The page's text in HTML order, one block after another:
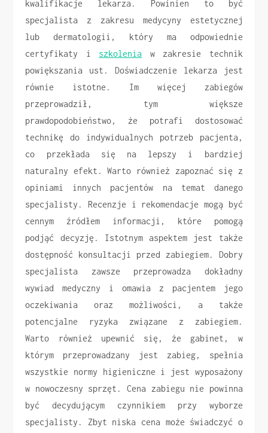
kwalifikacje lekarza. Powinien to być
specjalista z zakresu medycyny estetycznej
lub dermatologii, który ma odpowiednie
certyfikaty i szkolenia w zakresie technik
powiększania ust. Doświadczenie lekarza jest
równie istotne. Im więcej zabiegów
przeprowadził, tym większe
prawdopodobieństwo, że potrafi dostosować
technikę do indywidualnych potrzeb pacjenta,
co przekłada się na lepszy i bardziej
naturalny efekt. Warto również zapoznać się z
opiniami innych pacjentów na temat danego
specjalisty. Recenzje i rekomendacje mogą być
cennym źródłem informacji, które pomogą
podjąć decyzję. Istotnym aspektem jest także
dostępność konsultacji przed zabiegiem. Dobry
specjalista zawsze przeprowadza dokładny
wywiad medyczny i omawia z pacjentem jego
oczekiwania oraz możliwości, a także
potencjalne ryzyka związane z zabiegiem.
Warto również upewnić się, że gabinet, w
którym przeprowadzany jest zabieg, spełnia
wszystkie normy higieniczne i jest wyposażony
w nowoczesny sprzęt. Cena zabiegu nie powinna
być decydującym czynnikiem przy wyborze
specjalisty. Zbyt niska cena może świadczyć o